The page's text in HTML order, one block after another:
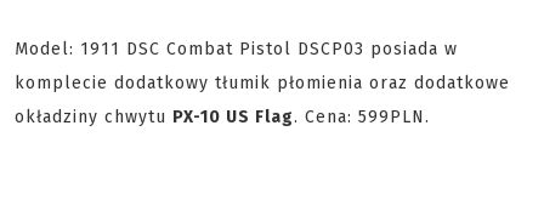
Model: 1911 DSC Combat Pistol DSCP03 posiada w
komplecie dodatkowy tłumik płomienia oraz dodatkowe
okładziny chwytu PX-10 US Flag. Cena: 599PLN.